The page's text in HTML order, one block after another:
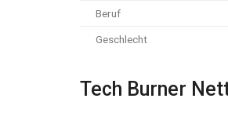
Beruf
Geschlecht
Tech Burner